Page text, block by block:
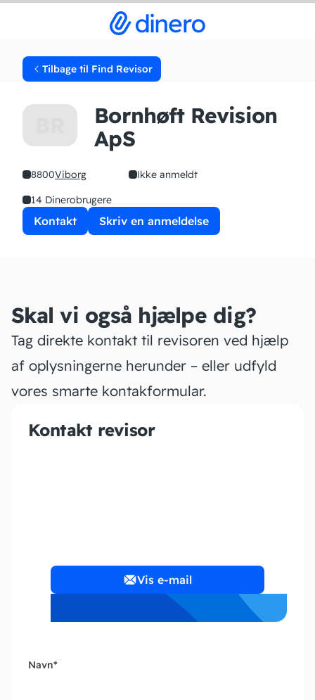
Tilbage til Find Revisor
Bornhøft Revision
ApS
8800Viborg
Ikke anmeldt
14 Dinerobrugere
Kontakt Skriv en anmeldelse
Skal vi også hjælpe dig?
Tag direkte kontakt til revisoren ved hjælp
af oplysningerne herunder – eller udfyld
vores smarte kontakformular.
Kontakt revisor
Vis e-mail
Navn*